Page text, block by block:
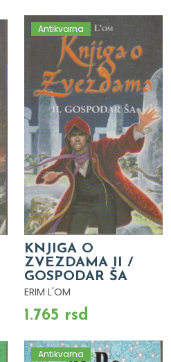
Antikvarna
KNJIGA O
ZVEZDAMA II /
GOSPODAR ŠA
ERIM L'OM
1.765 rsd
Antikvarna